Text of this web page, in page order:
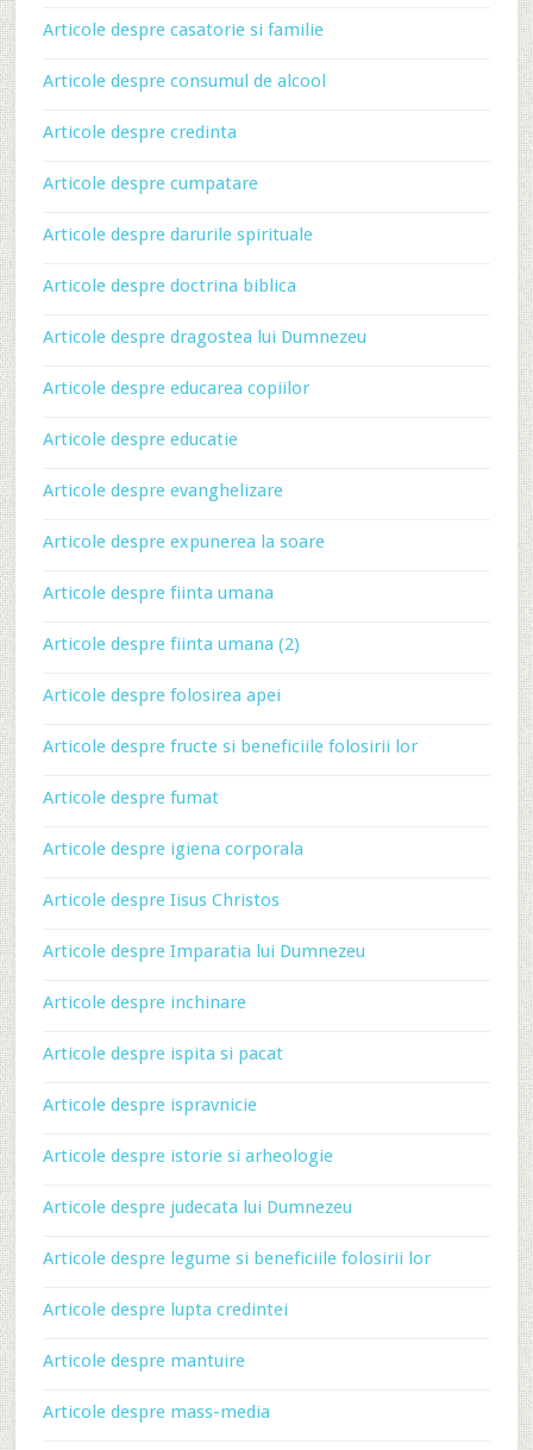
Articole despre casatorie si familie
Articole despre consumul de alcool
Articole despre credinta
Articole despre cumpatare
Articole despre darurile spirituale
Articole despre doctrina biblica
Articole despre dragostea lui Dumnezeu
Articole despre educarea copiilor
Articole despre educatie
Articole despre evanghelizare
Articole despre expunerea la soare
Articole despre fiinta umana
Articole despre fiinta umana (2)
Articole despre folosirea apei
Articole despre fructe si beneficiile folosirii lor
Articole despre fumat
Articole despre igiena corporala
Articole despre Iisus Christos
Articole despre Imparatia lui Dumnezeu
Articole despre inchinare
Articole despre ispita si pacat
Articole despre ispravnicie
Articole despre istorie si arheologie
Articole despre judecata lui Dumnezeu
Articole despre legume si beneficiile folosirii lor
Articole despre lupta credintei
Articole despre mantuire
Articole despre mass-media